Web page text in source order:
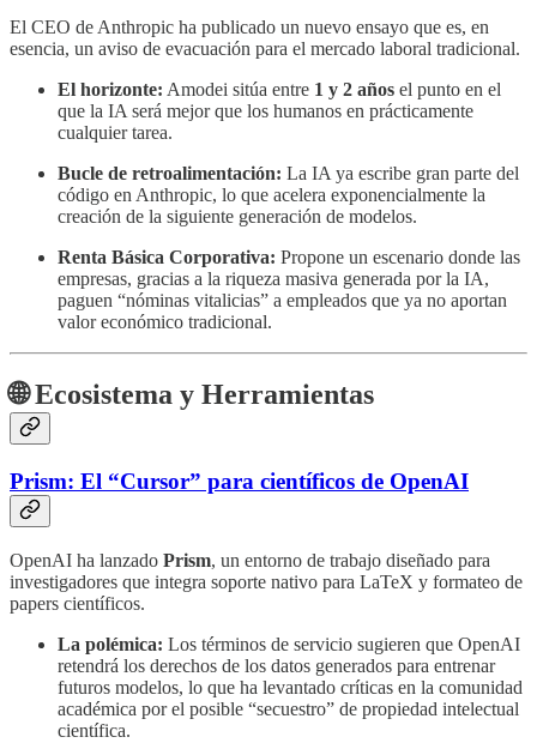
El CEO de Anthropic ha publicado un nuevo ensayo que es, en
esencia, un aviso de evacuación para el mercado laboral tradicional.
El horizonte: Amodei sitúa entre 1 y 2 años el punto en el
que la IA será mejor que los humanos en prácticamente
cualquier tarea.
Bucle de retroalimentación: La IA ya escribe gran parte del
código en Anthropic, lo que acelera exponencialmente la
creación de la siguiente generación de modelos.
Renta Básica Corporativa: Propone un escenario donde las
empresas, gracias a la riqueza masiva generada por la IA,
paguen “nóminas vitalicias” a empleados que ya no aportan
valor económico tradicional.
🌐 Ecosistema y Herramientas
Prism: El “Cursor” para científicos de OpenAI
OpenAI ha lanzado Prism, un entorno de trabajo diseñado para
investigadores que integra soporte nativo para LaTeX y formateo de
papers científicos.
La polémica: Los términos de servicio sugieren que OpenAI
retendrá los derechos de los datos generados para entrenar
futuros modelos, lo que ha levantado críticas en la comunidad
académica por el posible “secuestro” de propiedad intelectual
científica.